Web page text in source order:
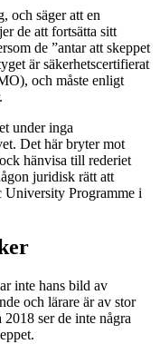
och säger att en
de att fortsätta sitt
de ”antar att skeppet
är säkerhetscertifierat
och måste enligt
under inga
Det här bryter mot
hänvisa till rederiet
juridisk rätt att
University Programme i
inte hans bild av
och lärare är av stor
ser de inte några